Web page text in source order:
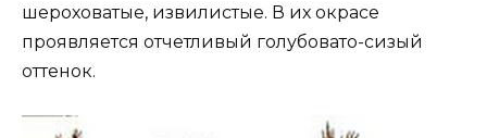
шероховатые, извилистые. В их окрасе
проявляется отчетливый голубовато-сизый
оттенок.